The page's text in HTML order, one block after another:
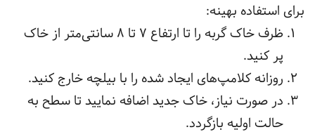
برای استفاده بهینه:
ظرف خاک گربه را تا ارتفاع ۷ تا ۸ سانتی‌متر از خاک
پر کنید.
روزانه کلامپ‌های ایجاد شده را با بیلچه خارج کنید.
در صورت نیاز، خاک جدید اضافه نمایید تا سطح به
حالت اولیه بازگردد.